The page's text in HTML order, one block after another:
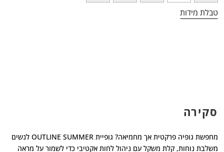
טבלת מידות
סקירה
מחפשת גופיה פרקטית אך מחמיאה? גופיית OUTLINE SUMMER לנשים
משלבת נוחות, קלת משקל עם ניהול לחות אקטיבי כדי לשמור על מראה